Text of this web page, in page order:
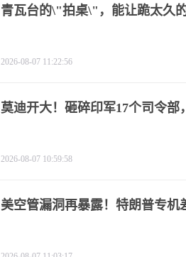
青瓦台的\"拍桌\"，能让跪太久
2026-08-07 11:22:56
莫迪开大！砸碎印军17个司令部
2026-08-07 10:59:58
美空管漏洞再暴露！特朗普专机